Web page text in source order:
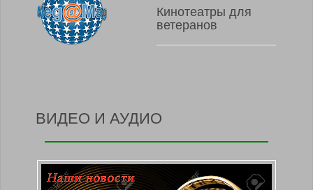
Кинотеатры для
ветеранов
ВИДЕО И АУДИО